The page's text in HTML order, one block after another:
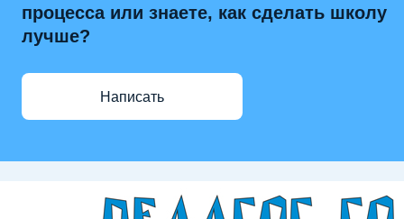
процесса или знаете, как сделать школу
лучше?
Написать